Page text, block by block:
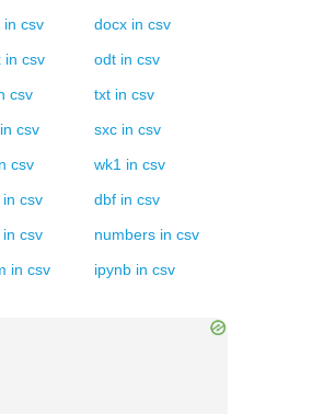
in csv docx in csv
in csv odt in csv
csv txt in csv
in csv sxc in csv
csv wk1 in csv
in csv dbf in csv
in csv numbers in csv
in csv ipynb in csv